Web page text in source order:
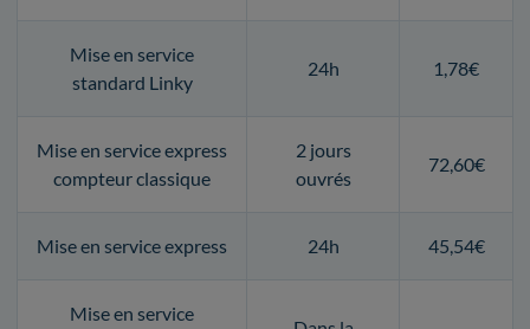
Mise en service
standard Linky
24h 1,78€
Mise en service express
compteur classique
2 jours
ouvrés
72,60€
Mise en service express 24h 45,54€
Mise en service